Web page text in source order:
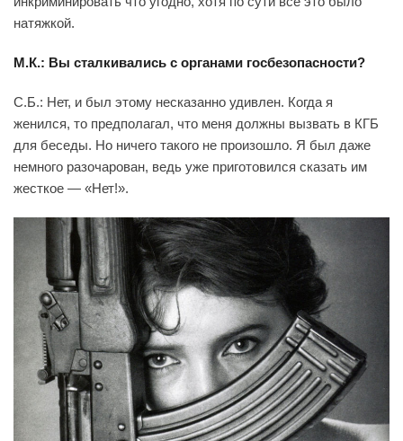
натяжкой.
М.К.: Вы сталкивались с органами госбезопасности?
С.Б.: Нет, и был этому несказанно удивлен. Когда я
женился, то предполагал, что меня должны вызвать в КГБ
для беседы. Но ничего такого не произошло. Я был даже
немного разочарован, ведь уже приготовился сказать им
жесткое — «Нет!».